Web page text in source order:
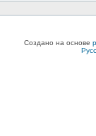
Создано на основе